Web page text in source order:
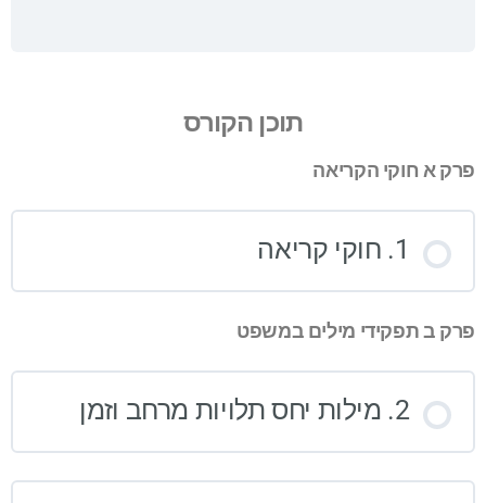
תוכן הקורס
פרק א חוקי הקריאה
1. חוקי קריאה
פרק ב תפקידי מילים במשפט
2. מילות יחס תלויות מרחב וזמן